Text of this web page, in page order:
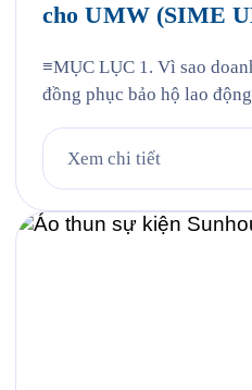
cho UMW (SIME
≡MỤC LỤC 1. Vì sao
đồng phục bảo hộ lao
Case study thực tế 403 bộ
UMW tại VSIP 4. Quy
Xem chi tiết